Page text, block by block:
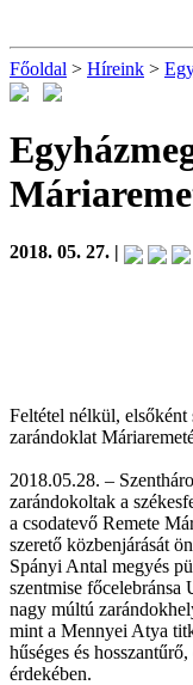
Főoldal > Híreink >
2018. 05. 27. |
Feltétel nélkül,
zarándoklat
2018.05.28. –
zarándokoltak a
a csodatevő Remete
szerető közbenjárását
Spányi Antal megyés
szentmise főcelebránsa
nagy múltú
mint a Mennyei Atya
hűséges és
érdekében.